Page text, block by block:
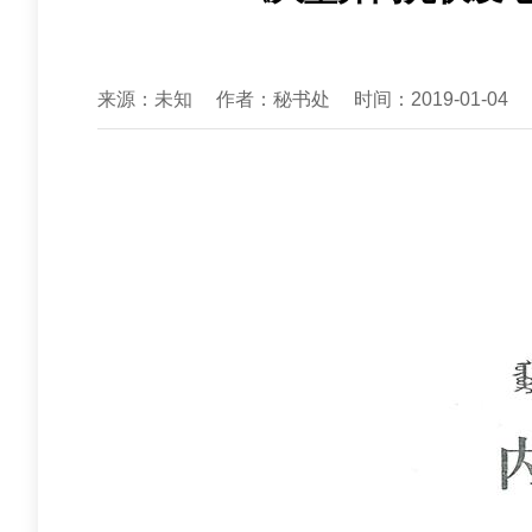
来源：未知 作者：秘书处 时间：2019-01-04